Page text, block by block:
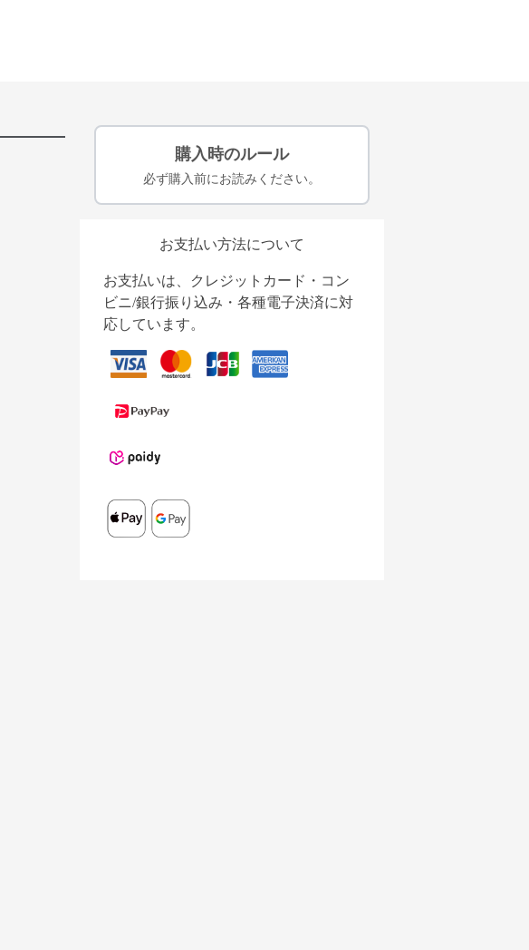
購入時のルール
必ず購入前にお読みください。
お支払い方法について
お支払いは、クレジットカード・コン
ビニ/銀行振り込み・各種電子決済に対
応しています。